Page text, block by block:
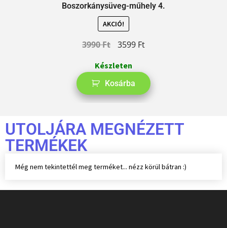
Boszorkánysüveg-műhely 4.
AKCIÓ!
3990Ft 3599 Ft
Készleten
Kosárba
UTOLJÁRA MEGNÉZETT
TERMÉKEK
Még nem tekintettél meg terméket... nézz körül bátran :)